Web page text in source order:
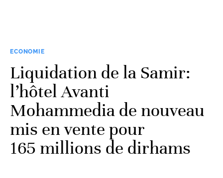
ECONOMIE
Liquidation de la Samir:
l’hôtel Avanti
Mohammedia de nouveau
mis en vente pour
165 millions de dirhams